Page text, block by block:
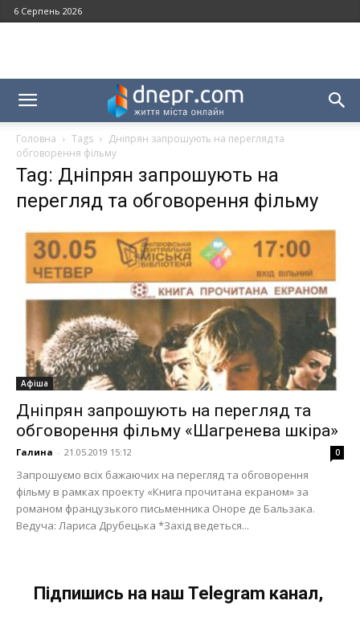
6 Серпень 2026
Головна Tags
Дніпрян запрошують на перегляд та
обговорення фільму
Tag: Дніпрян запрошують на
перегляд та обговорення фільму
Афіша
Дніпрян запрошують на перегляд та
обговорення фільму «Шагренева шкіра»
Галина - 21.05.2019 15:12 0
Запрошуємо всіх бажаючих на перегляд та обговорення
фільму в рамках проекту «Книга прочитана екраном» за
романом французького письменника Оноре де Бальзака.
Ведуча: Лариса Друбецька *Захід ведеться...
Підпишись на наш Telegram канал,